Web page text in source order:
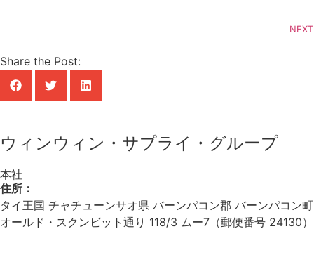
NEXT
Share the Post:
ウィンウィン・サプライ・グループ
本社
住所：
タイ王国 チャチューンサオ県 バーンパコン郡 バーンパコン町
オールド・スクンビット通り 118/3 ムー7（郵便番号 24130）